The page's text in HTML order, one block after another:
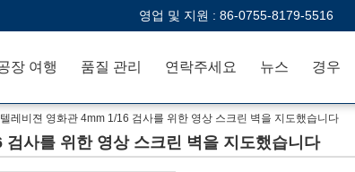
영업 및 지원 : 86-0755-8179-5516
장 여행 품질 관리 연락주세요 뉴스 경우
레비젼 영화관 4mm 1/16 검사를 위한 영상 스크린 벽을 지도했습니다
사를 위한 영상 스크린 벽을 지도했습니다